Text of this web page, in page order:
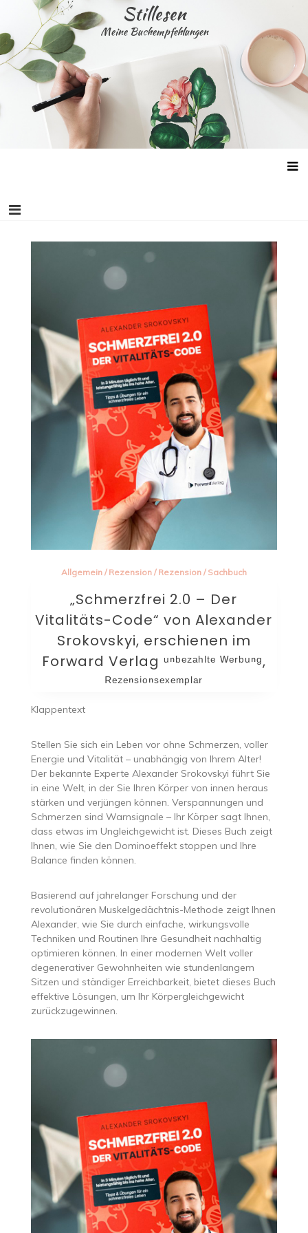
content
Stillesen
Meine Buchempfehlungen
Allgemein/ Rezension/ Rezension/ Sachbuch
„Schmerzfrei 2.0 – Der
Vitalitäts-Code“ von Alexander
Srokovskyi, erschienen im
Forward Verlag ᵘⁿᵇᵉᶻᵃʰˡᵗᵉ ᵂᵉʳᵇᵘⁿᵍ,
ᴿᵉᶻᵉⁿˢⁱᵒⁿˢᵉˣᵉᵐᵖˡᵃʳ
Klappentext
Stellen Sie sich ein Leben vor ohne Schmerzen, voller
Energie und Vitalität – unabhängig von Ihrem Alter!
Der bekannte Experte Alexander Srokovskyi führt Sie
in eine Welt, in der Sie Ihren Körper von innen heraus
stärken und verjüngen können. Verspannungen und
Schmerzen sind Warnsignale – Ihr Körper sagt Ihnen,
dass etwas im Ungleichgewicht ist. Dieses Buch zeigt
Ihnen, wie Sie den Dominoeffekt stoppen und Ihre
Balance finden können.
Basierend auf jahrelanger Forschung und der
revolutionären Muskelgedächtnis-Methode zeigt Ihnen
Alexander, wie Sie durch einfache, wirkungsvolle
Techniken und Routinen Ihre Gesundheit nachhaltig
optimieren können. In einer modernen Welt voller
degenerativer Gewohnheiten wie stundenlangem
Sitzen und ständiger Erreichbarkeit, bietet dieses Buch
effektive Lösungen, um Ihr Körpergleichgewicht
zurückzugewinnen.